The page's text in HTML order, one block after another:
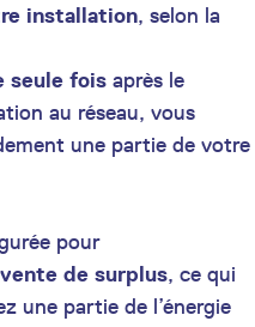
installation, selon la
seule fois après le
au réseau, vous
une partie de votre
pour
de surplus, ce qui
une partie de l’énergie